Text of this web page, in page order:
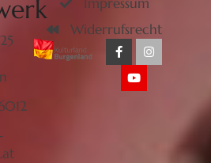
Widerrufsrecht